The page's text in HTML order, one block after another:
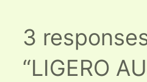
3
“LIGERO